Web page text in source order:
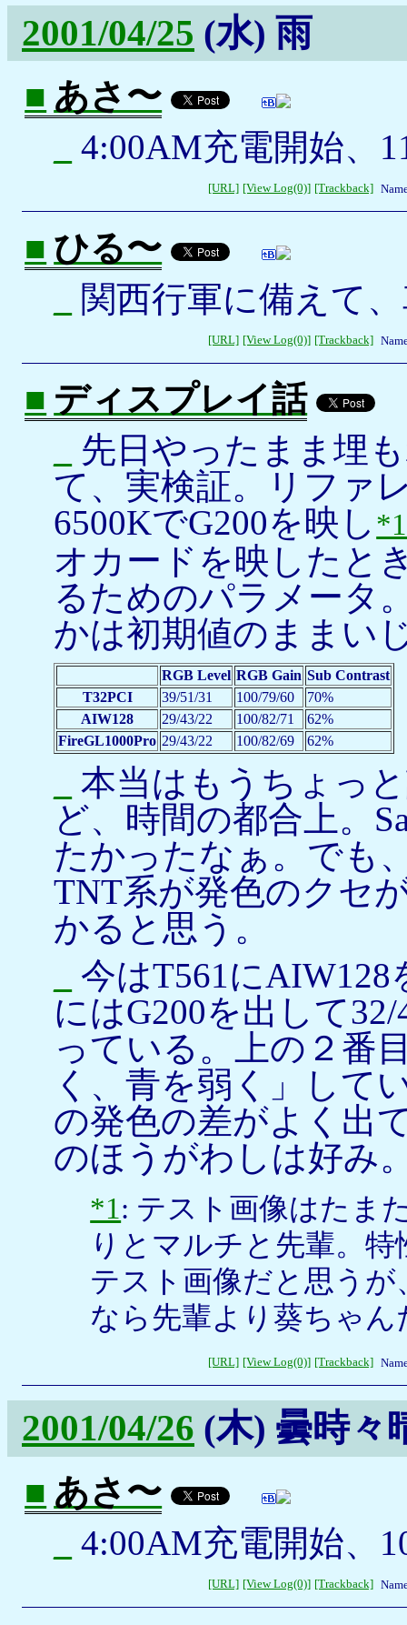
2001/04/25 (水) 雨
■ あさ〜
4:00AM充電開始、
[URL] [View Log(0)] [Trackback]
■ ひる〜
関西行軍に備えて
[URL] [View Log(0)] [Trackback]
■ ディスプレイ話
先日やったまま埋
て、実検証。リファ
6500KでG200を映し *1
オカードを映したと
るためのパラメータ
かは初期値のままい
RGB Level RGB Gain Sub Contrast
T32PCI
39/51/31 100/79/60
70%
AIW128
29/43/22 100/82/71
62%
FireGL1000Pro 29/43/22 100/82/69 62%
本当はもうちょっ
ど、時間の都合上。
たかったなぁ。でも
TNT系が発色のクセ
かると思う。
今はT561に
にはG200を出して
っている。上の２番
く、青を弱く」して
の発色の差がよく出
のほうがわしは好み
*1: テスト画像はたま
りとマルチと先輩。
テスト画像だと思う
なら先輩より葵ちゃ
[URL] [View Log(0)] [Trackback]
2001/04/26 (木) 曇時々
■ あさ〜
4:00AM充電開始、
[URL] [View Log(0)] [Trackback]